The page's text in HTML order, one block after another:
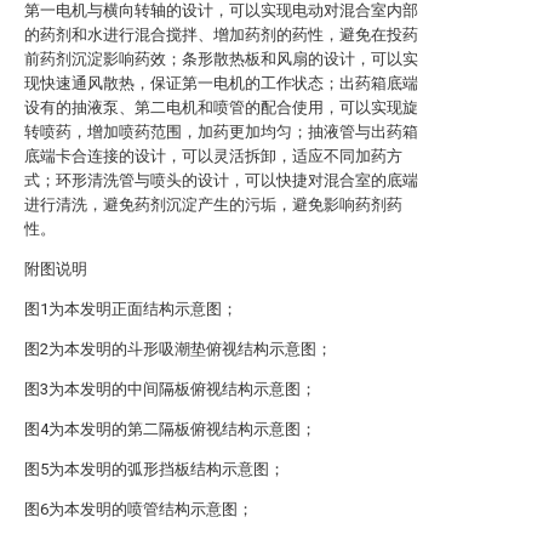
第一电机与横向转轴的设计，可以实现电动对混合室内部
的药剂和水进行混合搅拌、增加药剂的药性，避免在投药
前药剂沉淀影响药效；条形散热板和风扇的设计，可以实
现快速通风散热，保证第一电机的工作状态；出药箱底端
设有的抽液泵、第二电机和喷管的配合使用，可以实现旋
转喷药，增加喷药范围，加药更加均匀；抽液管与出药箱
底端卡合连接的设计，可以灵活拆卸，适应不同加药方
式；环形清洗管与喷头的设计，可以快捷对混合室的底端
进行清洗，避免药剂沉淀产生的污垢，避免影响药剂药
性。
附图说明
图1为本发明正面结构示意图；
图2为本发明的斗形吸潮垫俯视结构示意图；
图3为本发明的中间隔板俯视结构示意图；
图4为本发明的第二隔板俯视结构示意图；
图5为本发明的弧形挡板结构示意图；
图6为本发明的喷管结构示意图；